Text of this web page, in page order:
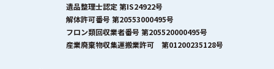
遺品整理士認定 第IS24922号
解体許可番号 第20553000495号
フロン類回収業者番号 第205520000495号
産業廃棄物収集運搬業許可 第01200235128号